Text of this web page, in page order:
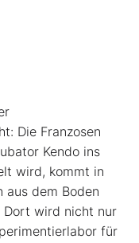
Die Franzosen
Kendo ins
wird, kommt in
aus dem Boden
Dort wird nicht nur
für